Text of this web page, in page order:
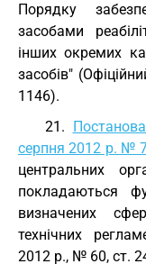
Порядку
засобами
інших окремих
засобів"
1146).
21.
серпня 2012 р. №
центральних
покладаються
визначених
технічних
2012 р., № 60, ст.